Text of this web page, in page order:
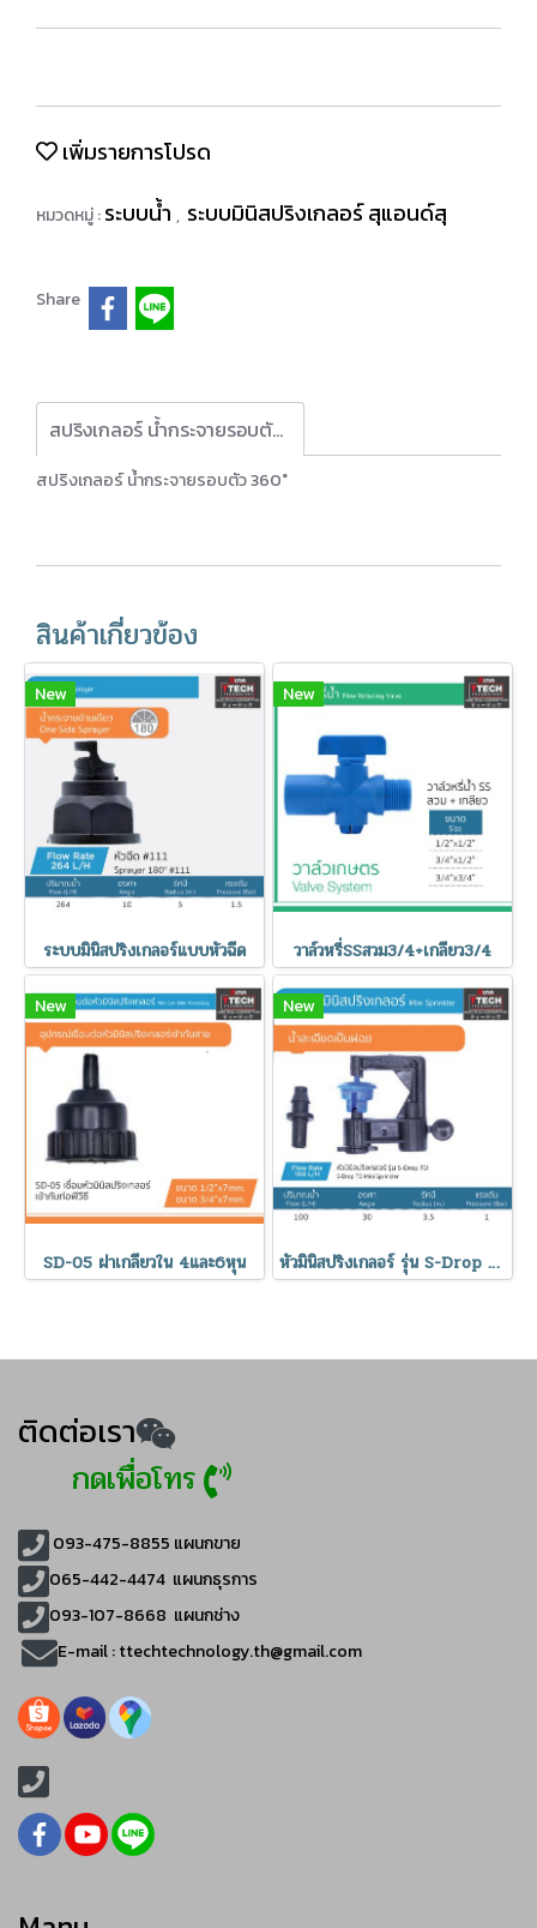
เพิ่มรายการโปรด
หมวดหมู่ :ระบบน้ำ , ระบบมินิสปริงเกลอร์ สุแอนด์สุ
Share
สปริงเกลอร์ น้ำกระจายรอบตัว 360°
สปริงเกลอร์ น้ำกระจายรอบตัว 360°
สินค้าเกี่ยวข้อง
New
ระบบมินิสปริงเกลอร์แบบหัวฉีด
New
วาล์วหรี่SSสวม3/4+เกลียว3/4
New
SD-05 ฝาเกลียวใน 4และ6หุน
New
หัวมินิสปริงเกลอร์ รุ่น S-Drop D น้ำเงิน
ติดต่อเรา
กดเพื่อโทร
093-475-8855 แผนกขาย
065-442-4474 แผนกธุรการ
093-107-8668 แผนกช่าง
E-mail :ttechtechnology.th@gmail.com